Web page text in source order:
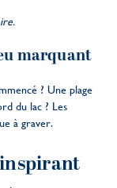
marquant
? Une plage
du lac ? Les
à graver.